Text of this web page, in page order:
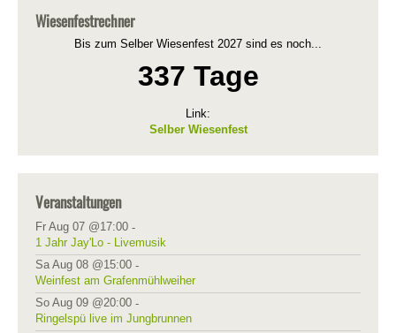
Wiesenfestrechner
Bis zum Selber Wiesenfest 2027 sind es noch...
337 Tage
Link:
Selber Wiesenfest
Veranstaltungen
Fr Aug 07 @17:00 -
1 Jahr Jay'Lo - Livemusik
Sa Aug 08 @15:00 -
Weinfest am Grafenmühlweiher
So Aug 09 @20:00 -
Ringelspü live im Jungbrunnen